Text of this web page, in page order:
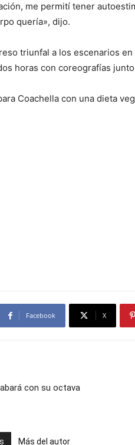
me permití tener
quería», dijo.
triunfal a los escenarios
horas con coreografías
Coachella con una dieta
Facebook X
con su octava
Más del autor